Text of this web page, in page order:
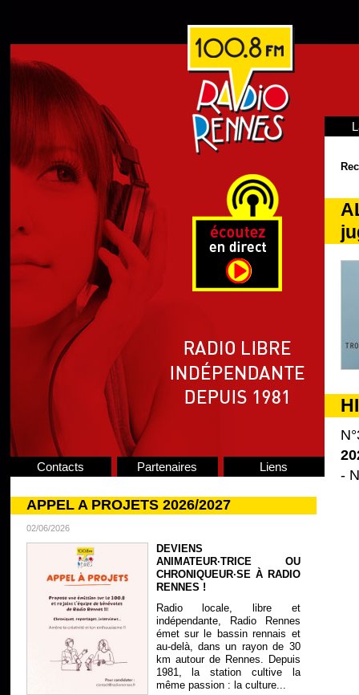
Contacts Partenaires Liens
APPEL A PROJETS 2026/2027
02/06/2026
DEVIENS
ANIMATEUR·TRICE OU
CHRONIQUEUR·SE À RADIO
RENNES !
Radio locale, libre et
indépendante, Radio Rennes
émet sur le bassin rennais et
au-delà, dans un rayon de 30
km autour de Rennes. Depuis
1981, la station cultive la
même passion : la culture...
-